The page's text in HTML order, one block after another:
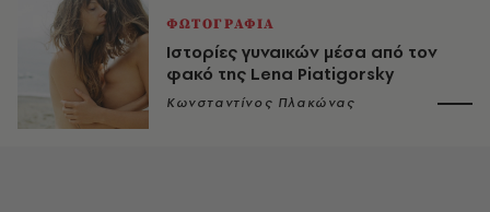
ΦΩΤΟΓΡΑΦΙΑ
Ιστορίες γυναικών μέσα από τον
φακό της Lena Piatigorsky
Κωνσταντίνος Πλακώνας